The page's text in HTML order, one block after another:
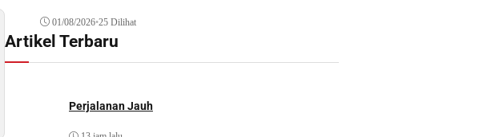
01/08/2026•25 Dilihat
Artikel Terbaru
Perjalanan Jauh